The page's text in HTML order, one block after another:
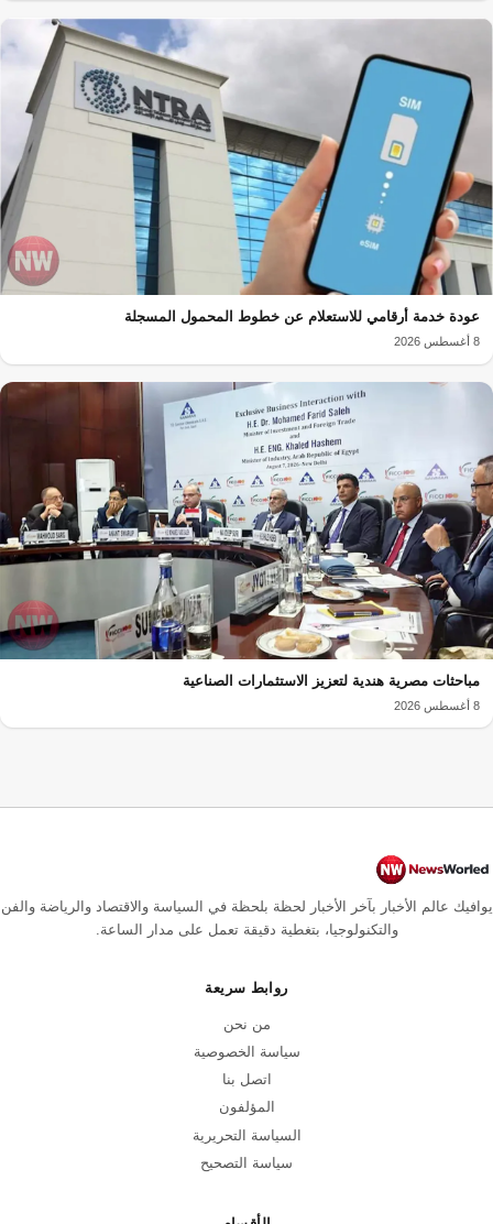
عودة خدمة أرقامي للاستعلام عن خطوط المحمول المسجلة
8 أغسطس 2026
مباحثات مصرية هندية لتعزيز الاستثمارات الصناعية
8 أغسطس 2026
يوافيك عالم الأخبار بآخر الأخبار لحظة بلحظة في السياسة والاقتصاد والرياضة والفن
والتكنولوجيا، بتغطية دقيقة تعمل على مدار الساعة.
روابط سريعة
من نحن
سياسة الخصوصية
اتصل بنا
المؤلفون
السياسة التحريرية
سياسة التصحيح